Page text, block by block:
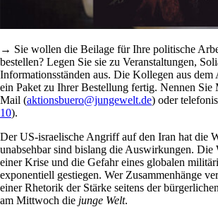
→ Sie wollen die Beilage für Ihre politische
bestellen? Legen Sie sie zu Veranstaltungen,
Informationsständen aus. Die Kollegen aus dem
ein Paket zu Ihrer Bestellung fertig. Nennen Sie
Mail (aktionsbuero@jungewelt.de) oder
10).
Der US-israelische Angriff auf den Iran hat die
unabsehbar sind bislang die Auswirkungen. Die
einer Krise und die Gefahr eines globalen
exponentiell gestiegen. Wer Zusammenhänge
einer Rhetorik der Stärke seitens der
am Mittwoch die junge Welt.